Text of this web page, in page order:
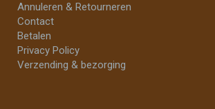
Annuleren & Retourneren
Contact
Betalen
Privacy Policy
Verzending & bezorging